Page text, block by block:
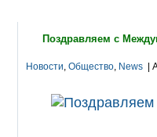
Поздравляем с
Новости, Общество, News |